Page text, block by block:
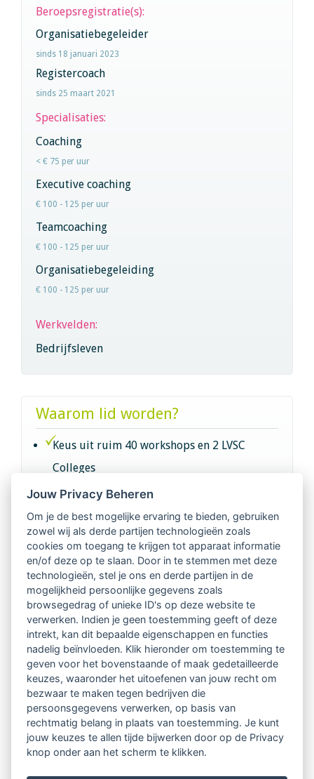
Beroepsregistratie(s):
Organisatiebegeleider
sinds 18 januari 2023
Registercoach
sinds 25 maart 2021
Specialisaties:
Coaching
< € 75 per uur
Executive coaching
€ 100 - 125 per uur
Teamcoaching
€ 100 - 125 per uur
Organisatiebegeleiding
€ 100 - 125 per uur
Werkvelden:
Bedrijfsleven
Waarom lid worden?
Keus uit ruim 40 workshops en 2 LVSC
Colleges
Intervisie met geregistreerde vakgenoten
Netwerk van 2100 professionals in 14
regio's
Vindbaar voor opdrachtgevers
Tijdschrift voor
Begeleidingskunde & kennisbank
Beroepsregistratie (LVSC keurmerk)
Lid worden van LVSC
Jouw Privacy Beheren
Om je de best mogelijke ervaring te bieden, gebruiken
zowel wij als derde partijen technologieën zoals
cookies om toegang te krijgen tot apparaat informatie
en/of deze op te slaan. Door in te stemmen met deze
technologieën, stel je ons en derde partijen in de
mogelijkheid persoonlijke gegevens zoals
browsegedrag of unieke ID's op deze website te
verwerken. Indien je geen toestemming geeft of deze
intrekt, kan dit bepaalde eigenschappen en functies
nadelig beïnvloeden. Klik hieronder om toestemming te
geven voor het bovenstaande of maak gedetailleerde
keuzes, waaronder het uitoefenen van jouw recht om
bezwaar te maken tegen bedrijven die
persoonsgegevens verwerken, op basis van
rechtmatig belang in plaats van toestemming. Je kunt
jouw keuzes te allen tijde bijwerken door op de Privacy
knop onder aan het scherm te klikken.